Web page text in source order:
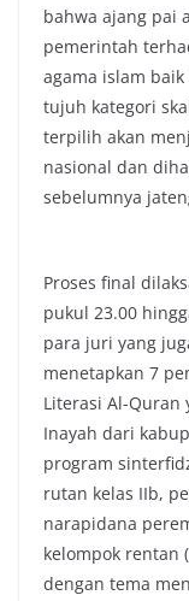
bahwa ajang pai
pemerintah
agama islam
tujuh kategori
terpilih akan
nasional dan
sebelumnya
Proses final
pukul 23.00
para juri yang
menetapkan 7
Literasi Al-Quran
Inayah dari
program
rutan kelas IIb,
narapidana
kelompok rentan
dengan tema